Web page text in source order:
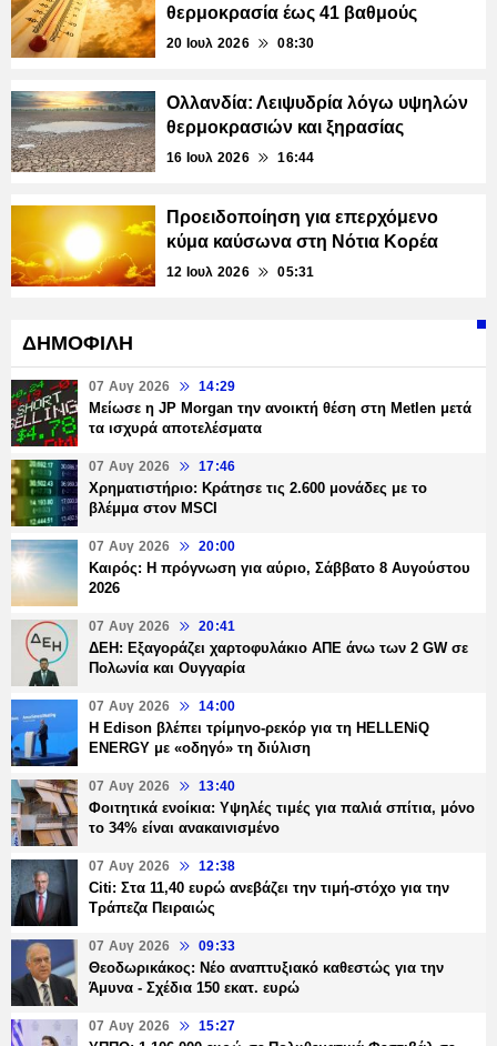
θερμοκρασία έως 41 βαθμούς
20 Ιουλ 2026 08:30
Ολλανδία: Λειψυδρία λόγω υψηλών
θερμοκρασιών και ξηρασίας
16 Ιουλ 2026 16:44
Προειδοποίηση για επερχόμενο
κύμα καύσωνα στη Νότια Κορέα
12 Ιουλ 2026 05:31
ΔΗΜΟΦΙΛΗ
07 Αυγ 2026 14:29
Μείωσε η JP Morgan την ανοικτή θέση στη Metlen μετά
τα ισχυρά αποτελέσματα
07 Αυγ 2026 17:46
Χρηματιστήριο: Κράτησε τις 2.600 μονάδες με το
βλέμμα στον MSCI
07 Αυγ 2026 20:00
Καιρός: Η πρόγνωση για αύριο, Σάββατο 8 Αυγούστου
2026
07 Αυγ 2026 20:41
ΔΕΗ: Εξαγοράζει χαρτοφυλάκιο ΑΠΕ άνω των 2 GW σε
Πολωνία και Ουγγαρία
07 Αυγ 2026 14:00
Η Edison βλέπει τρίμηνο-ρεκόρ για τη HELLENiQ
ENERGY με «οδηγό» τη διύλιση
07 Αυγ 2026 13:40
Φοιτητικά ενοίκια: Υψηλές τιμές για παλιά σπίτια, μόνο
το 34% είναι ανακαινισμένο
07 Αυγ 2026 12:38
Citi: Στα 11,40 ευρώ ανεβάζει την τιμή-στόχο για την
Τράπεζα Πειραιώς
07 Αυγ 2026 09:33
Θεοδωρικάκος: Νέο αναπτυξιακό καθεστώς για την
Άμυνα - Σχέδια 150 εκατ. ευρώ
07 Αυγ 2026 15:27